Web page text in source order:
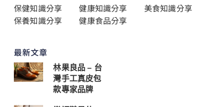
保健知識分享 健康知識分享
美食知識分享
保養知識分享
健康食品分享
最新文章
林果良品 – 台
灣手工真皮包
款專家品牌